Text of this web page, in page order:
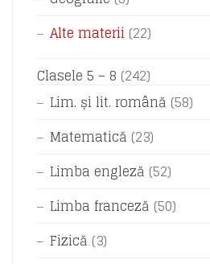
Alte materii (22)
Clasele 5 – 8 (242)
Lim. și lit. română (58)
Matematică (23)
Limba engleză (52)
Limba franceză (50)
Fizică (3)